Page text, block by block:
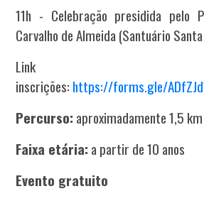
11h - Celebração presidida pelo
Carvalho de Almeida (Santuário
Link
inscrições: https://forms.gle/
Percurso: aproximadamente 1,5 km
Faixa etária: a partir de 10 anos
Evento gratuito